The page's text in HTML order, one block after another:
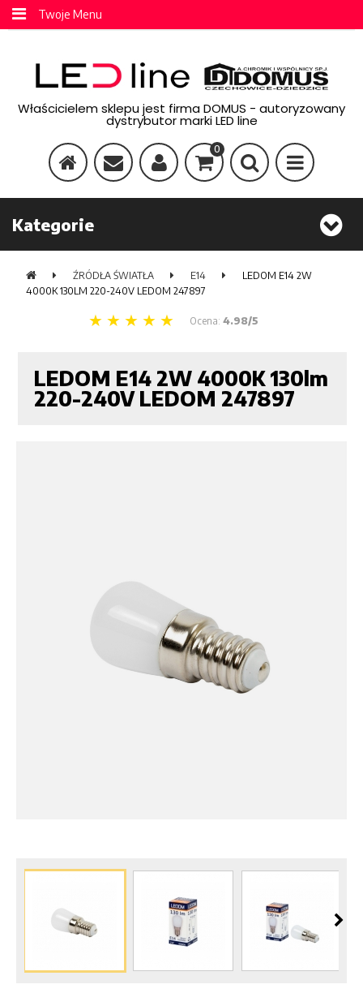
Twoje Menu
Właścicielem sklepu jest firma DOMUS - autoryzowany
dystrybutor marki LED line
0
Kategorie
ŹRÓDŁA ŚWIATŁA E14
LEDOM E14 2W
4000K 130LM 220-240V LEDOM 247897
Ocena: 4.98/5
LEDOM E14 2W 4000K 130lm
220-240V LEDOM 247897